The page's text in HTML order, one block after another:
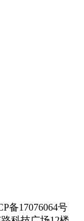
备17076064号